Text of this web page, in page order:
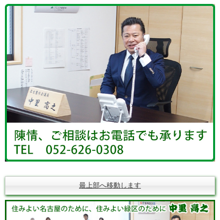
最上部へ移動します